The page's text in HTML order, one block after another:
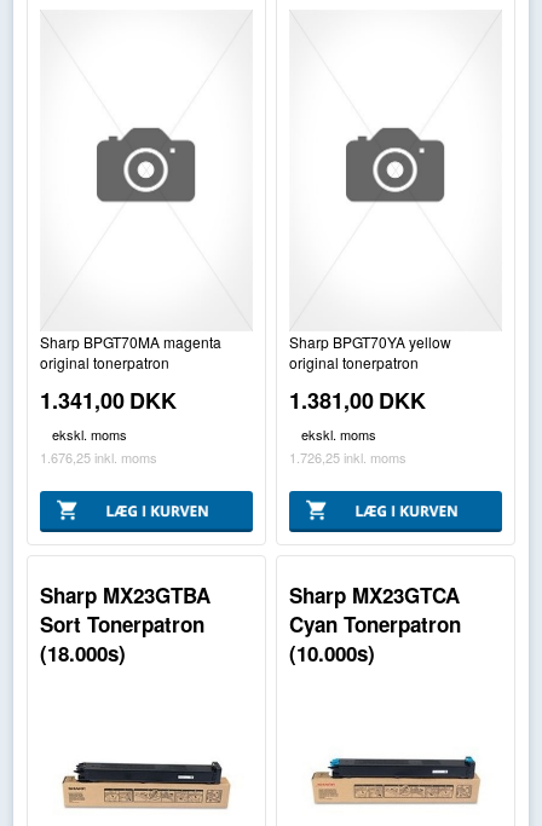
Sharp BPGT70MA magenta
original tonerpatron
1.341,00DKK
ekskl. moms
1.676,25 inkl. moms
Sharp BPGT70YA yellow
original tonerpatron
1.381,00DKK
ekskl. moms
1.726,25 inkl. moms
Sharp MX23GTBA
Sort Tonerpatron
(18.000s)
Sharp MX23GTCA
Cyan Tonerpatron
(10.000s)